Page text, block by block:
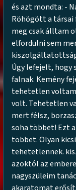
és azt mondta: -
Röhögött a társai
meg csak álltam
elfordulni sem
Úgy lefejelt,
falnak. Kemény
tehetetlen
volt. Tehetetlen
mert félsz,
soha többet! Ezt
többet. Olyan
tehetetlennek.
azoktól az
nagyszüleim